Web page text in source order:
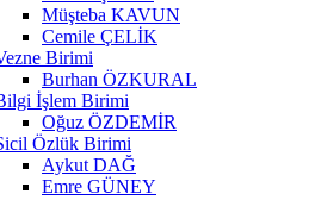
Müşteba KAVUN
Cemile ÇELİK
Birimi
Burhan ÖZKURAL
İşlem Birimi
Oğuz ÖZDEMİR
Özlük Birimi
Aykut DAĞ
Emre GÜNEY